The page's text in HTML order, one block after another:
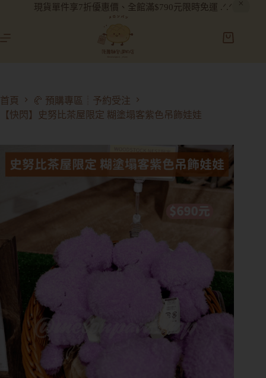
現貨單件享7折優惠價、全館滿$790元限時免運 .ᐟ.ᐟ
首頁
🥐 預購專區┊予約受注
【快閃】史努比茶屋限定 糊塗塌客紫色吊飾娃娃